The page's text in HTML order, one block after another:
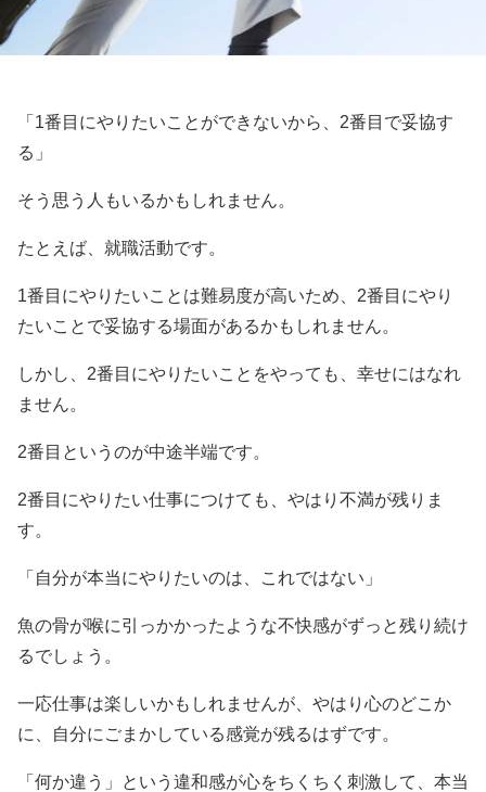
「1番目にやりたいことができないから、2番目で妥協す
る」
そう思う人もいるかもしれません。
たとえば、就職活動です。
1番目にやりたいことは難易度が高いため、2番目にやり
たいことで妥協する場面があるかもしれません。
しかし、2番目にやりたいことをやっても、幸せにはなれ
ません。
2番目というのが中途半端です。
2番目にやりたい仕事につけても、やはり不満が残りま
す。
「自分が本当にやりたいのは、これではない」
魚の骨が喉に引っかかったような不快感がずっと残り続け
るでしょう。
一応仕事は楽しいかもしれませんが、やはり心のどこか
に、自分にごまかしている感覚が残るはずです。
「何か違う」という違和感が心をちくちく刺激して、本当